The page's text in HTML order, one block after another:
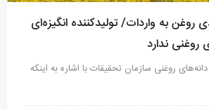
۹۰ درصدی روغن به واردات/ تولیدکننده انگیزه‌ای
ندارد
روغنی سازمان تحقیقات با اشاره به اینکه